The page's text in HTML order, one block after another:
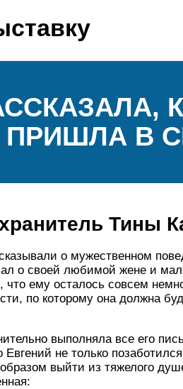
В
Тины
о мужественном
о своей любимой жене и
ему осталось совсем
по которому она должна
выполняла все его
не только
выйти из тяжелого